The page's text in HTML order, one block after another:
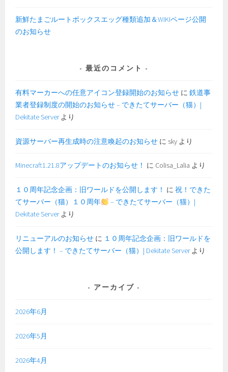
新鮮たまごルートボックスエッグ種類追加＆WIKIページ公開
のお知らせ
最近のコメント
有料マーカーへの任意アイコン登録開始のお知らせ に鉄道事
業者登録制度の開始のお知らせ – できたてサーバー（猫）|
Dekitate Serverより
資源サーバー再生成時の注意喚起のお知らせ に sky より
Minecraft1.21.8アップデートのお知らせ！ に Colisa_Lalia より
１０周年記念企画：旧ワールドを公開します！ に祝！できた
てサーバー（猫）１０周年
– できたてサーバー（猫）|
Dekitate Serverより
リニューアルのお知らせ に １０周年記念企画：旧ワールドを
公開します！ – できたてサーバー（猫）| Dekitate Serverより
アーカイブ
2026年6月
2026年5月
2026年4月